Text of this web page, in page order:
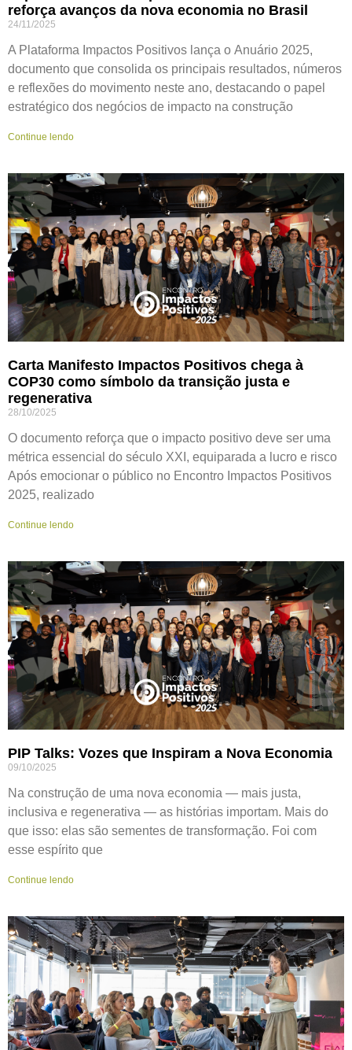
reforça avanços da nova economia no Brasil
24/11/2025
A Plataforma Impactos Positivos lança o Anuário 2025,
documento que consolida os principais resultados, números
e reflexões do movimento neste ano, destacando o papel
estratégico dos negócios de impacto na construção
Continue lendo
Carta Manifesto Impactos Positivos chega à
COP30 como símbolo da transição justa e
regenerativa
28/10/2025
O documento reforça que o impacto positivo deve ser uma
métrica essencial do século XXI, equiparada a lucro e risco
Após emocionar o público no Encontro Impactos Positivos
2025, realizado
Continue lendo
PIP Talks: Vozes que Inspiram a Nova Economia
09/10/2025
Na construção de uma nova economia — mais justa,
inclusiva e regenerativa — as histórias importam. Mais do
que isso: elas são sementes de transformação. Foi com
esse espírito que
Continue lendo